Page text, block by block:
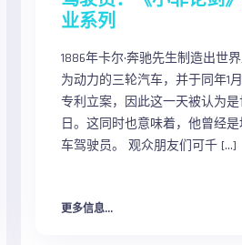
业系列
1886年卡尔·奔驰先生制造出世
为动力的三轮汽车，并于同年1
专利立案，因此这一天被认为
日。这同时也意味着，他曾经
车驾驶员。 观众朋友们可千 […]
更多信息...